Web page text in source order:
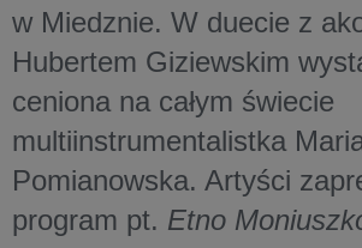
w Miedznie. W duecie z
Hubertem Giziewskim
ceniona na całym świecie
multiinstrumentalistka
Pomianowska. Artyści
program pt. Etno